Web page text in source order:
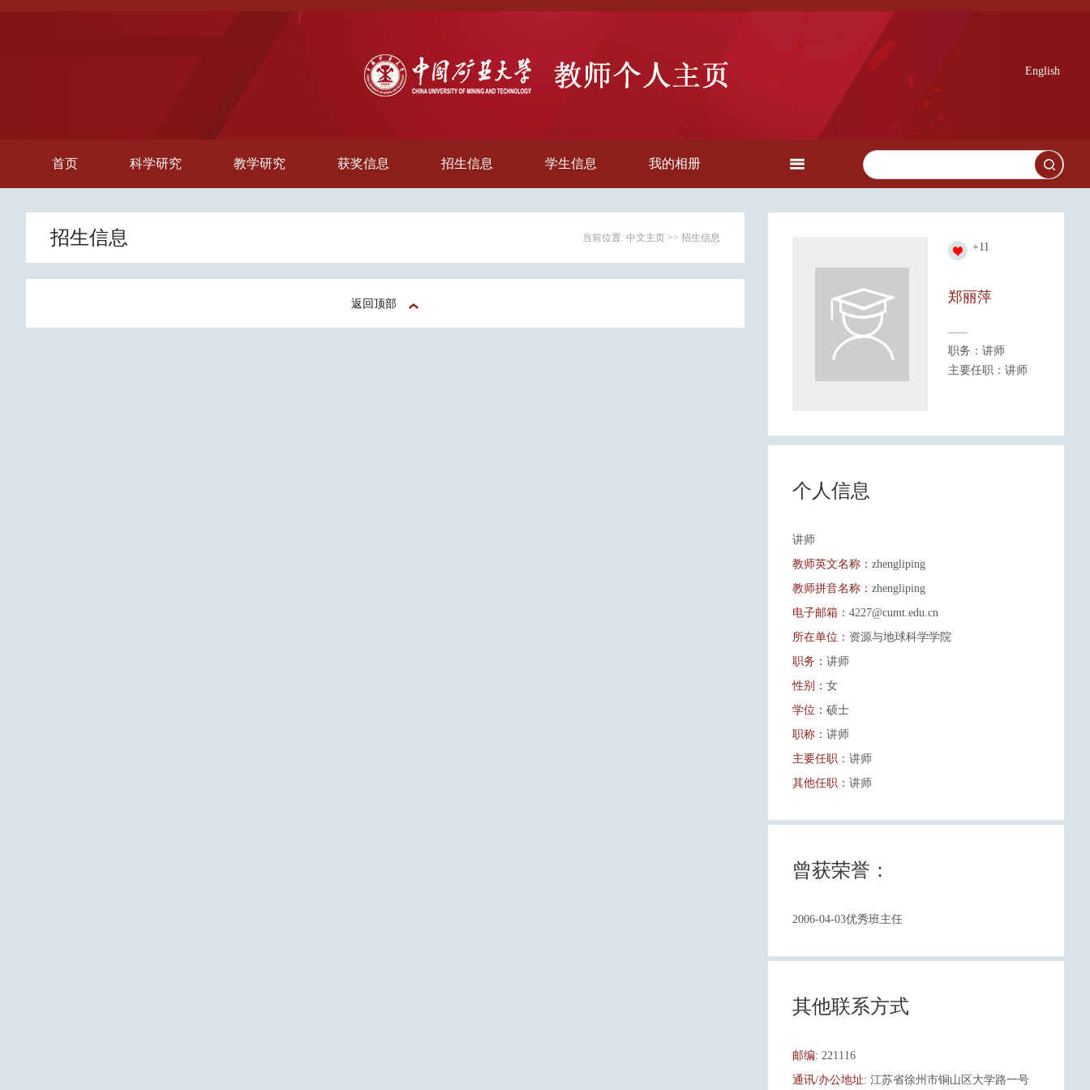
English
首页 科学研究 教学研究 获奖信息 招生信息 学生信息 我的相册
招生信息 当前位置: 中文主页 >> 招生信息
返回顶部
+11
郑丽萍
职务：讲师
主要任职：讲师
个人信息
讲师
教师英文名称： zhengliping
教师拼音名称： zhengliping
电子邮箱： 4227@cumt.edu.cn
所在单位： 资源与地球科学学院
职务： 讲师
性别： 女
学位： 硕士
职称： 讲师
主要任职： 讲师
其他任职： 讲师
曾获荣誉：
2006-04-03优秀班主任
其他联系方式
邮编: 221116
通讯/办公地址: 江苏省徐州市铜山区大学路一号